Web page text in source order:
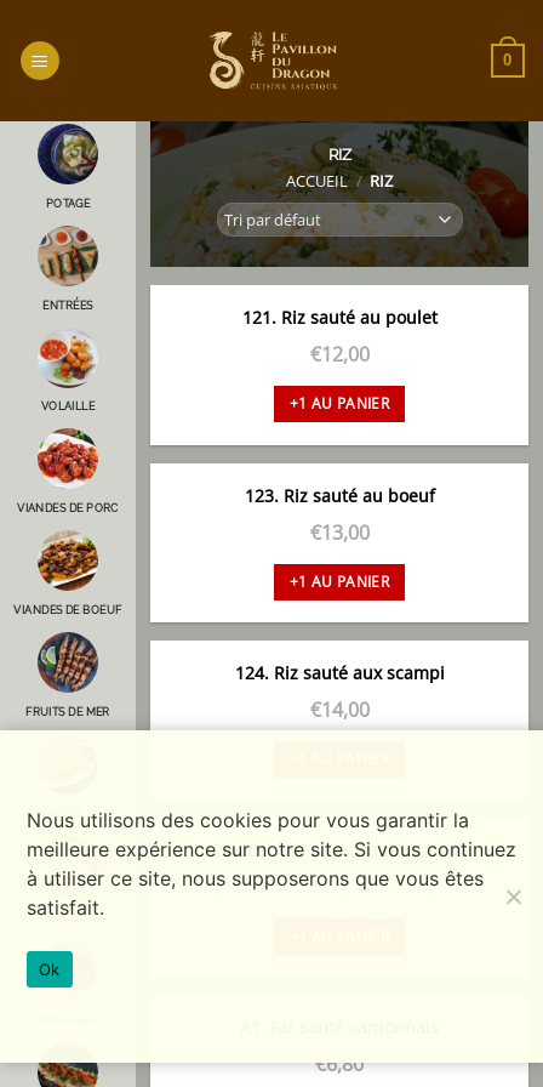
contenu
0
POTAGE
ENTRÉES
VOLAILLE
VIANDES DE PORC
VIANDES DE BOEUF
FRUITS DE MER
GERMES DE SOJA
RIZ
RIZ
ACCUEIL / RIZ
121. Riz sauté au poulet
€12,00
+1 AU PANIER
123. Riz sauté au boeuf
€13,00
+1 AU PANIER
124. Riz sauté aux scampi
€14,00
125. Riz sauté aux viandes mixtes
€14,00
€6,80
Nous utilisons des cookies pour vous garantir la
meilleure expérience sur notre site. Si vous continuez
à utiliser ce site, nous supposerons que vous êtes
satisfait.
Ok